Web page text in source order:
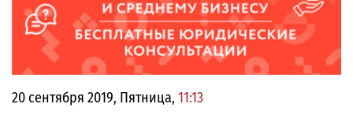
20 сентября 2019, Пятница, 11:13